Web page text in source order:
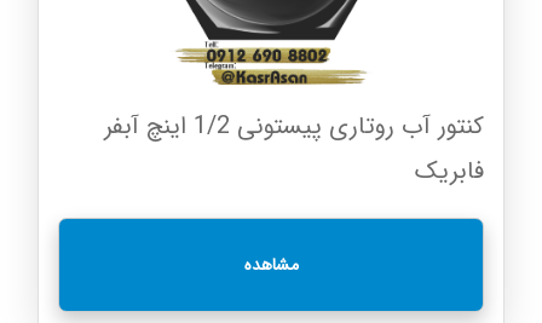
کنتور آب روتاری پیستونی 1/2 اینچ آبفر
فابریک
مشاهده